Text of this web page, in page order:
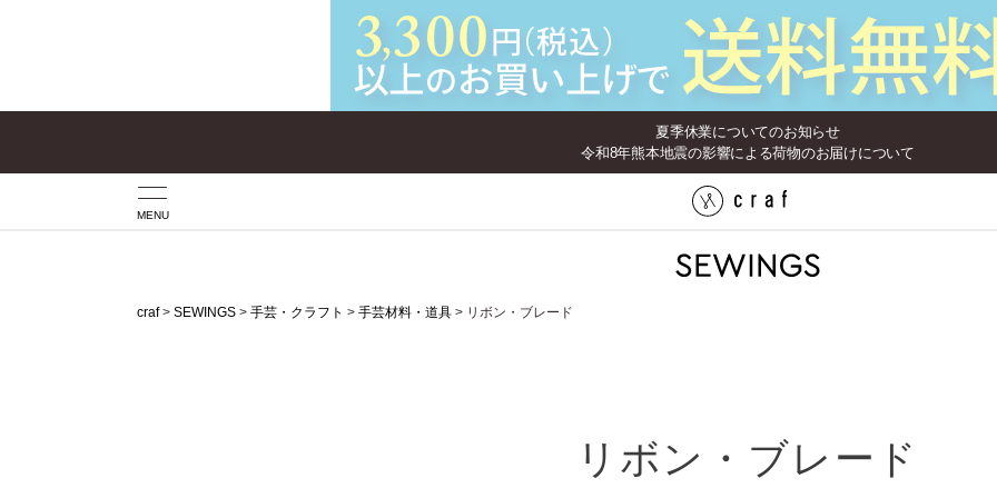
夏季休業についてのお知らせ
令和8年熊本地震の影響による荷物のお届けについて
MENU
craf SEWINGS 手芸・クラフト 手芸材料・道具 リボン・ブレード
リボン・ブレード